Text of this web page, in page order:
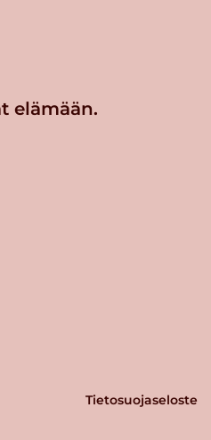
elämään.
Tietosuojaseloste